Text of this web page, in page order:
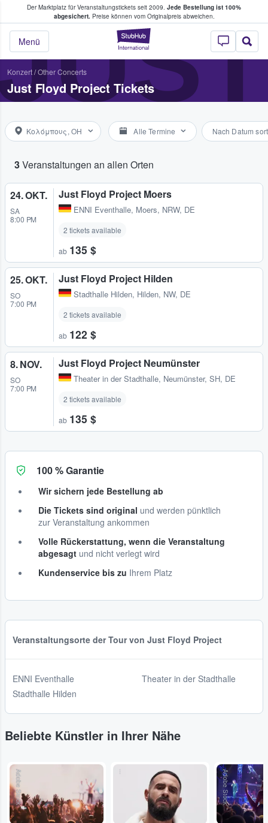
Der Marktplatz für Veranstaltungstickets seit 2009. Jede Bestellung ist 100%
abgesichert.Preise können vom Originalpreis abweichen.
StubHub - Wo
Menü
Tickets kaufen & verkaufen
Konzert/Other Concerts
Just Floyd Project Tickets
Κολόμπους, OH Alle Termine Nach Datum
3Veranstaltungen an allen Orten
24. OKT.
SA
8:00 PM
Just Floyd Project Moers
ENNI Eventhalle, Moers, NRW, DE
2 tickets available
ab 135 $
25. OKT.
SO
7:00 PM
Just Floyd Project Hilden
Stadthalle Hilden, Hilden, NW, DE
2 tickets available
ab 122 $
8. NOV.
SO
7:00 PM
Just Floyd Project Neumünster
Theater in der Stadthalle, Neumünster, SH, DE
2 tickets available
ab 135 $
100 % Garantie
Wir sichern jede Bestellung ab
Die Tickets sind original und werden pünktlich
zur Veranstaltung ankommen
Volle Rückerstattung, wenn die Veranstaltung
abgesagt und nicht verlegt wird
Kundenservice bis zu Ihrem Platz
Veranstaltungsorte der Tour von Just Floyd Project
ENNI Eventhalle
Stadthalle Hilden
Theater in der Stadthalle
Beliebte Künstler in Ihrer Nähe
Adobe Stock Adobe Stock